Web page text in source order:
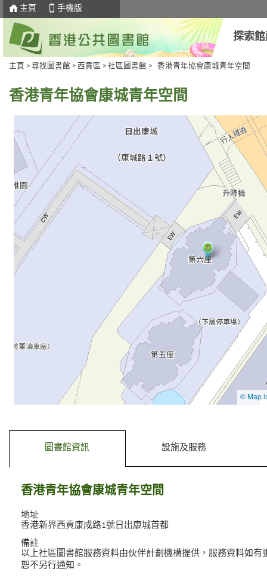
主頁 手機版
探索
主頁 > 尋找圖書館 > 西貢區 > 社區圖書館 > 香港青年協會康城青年空間
香港青年協會康城青年空間
圖書館資訊
去前一個標籤
設施及服務
香港青年協會康城青年空間
地址
香港新界西貢康成路1號日出康城首都
備註
以上社區圖書館服務資料由伙伴計劃機構提供，服務資料如有
恕不另行通知。
去
下
標
籤
Skip
to
select